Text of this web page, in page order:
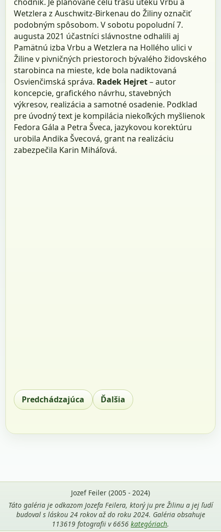
Wetzlera z Auschwitz-Birkenau do Žiliny označiť
podobným spôsobom. V sobotu popoludní 7.
augusta 2021 účastníci slávnostne odhalili aj
Pamätnú izba Vrbu a Wetzlera na Hollého ulici v
Žiline v pivničných priestoroch bývalého židovského
starobinca na mieste, kde bola nadiktovaná
Osvienčimská správa. Radek Hejret– autor
koncepcie, grafického návrhu, stavebných
výkresov, realizácia a samotné osadenie. Podklad
pre úvodný text je kompilácia niekoľkých myšlienok
Fedora Gála a Petra Šveca, jazykovou korektúru
urobila Andika Švecová, grant na realizáciu
zabezpečila Karin Miháľová.
Predchádzajúca Ďalšia
Jozef Feiler (2005 - 2024)
Táto galéria je odkazom Jozefa Feilera, ktorý ju pre Žilinu a jej ľudí
budoval s láskou 24 rokov až do roku 2024. Galéria obsahuje
113619 fotografii v 6656 kategóriach.